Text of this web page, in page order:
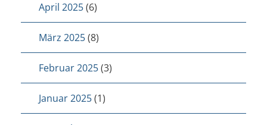
April 2025(6)
März 2025(8)
Februar 2025(3)
Januar 2025(1)